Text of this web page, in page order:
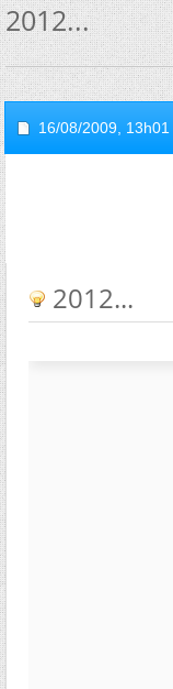
2012...
16/08/2009, 13h01
2012...